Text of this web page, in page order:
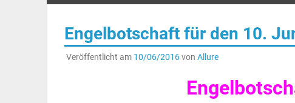
Engelbotschaft für den 10.
Veröffentlicht am 10/06/2016von Allure